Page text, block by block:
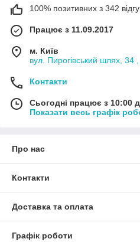
100% позитивних з 342
Працює з 11.09.2017
м. Київ
вул. Пирогівський шлях, 34 ,
Контакти
Сьогодні працює з 10:00
Показати весь графік
Про нас
Контакти
Доставка та оплата
Графік роботи